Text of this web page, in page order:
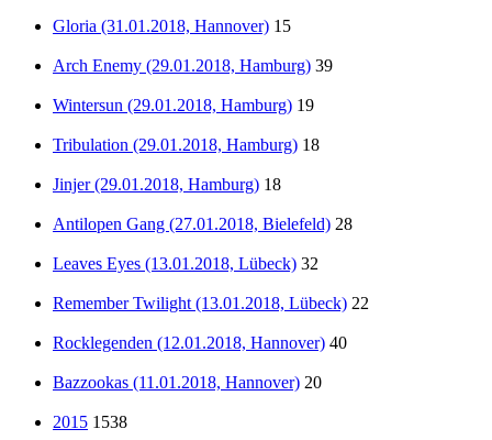
Gloria (31.01.2018, Hannover) 15
Arch Enemy (29.01.2018, Hamburg) 39
Wintersun (29.01.2018, Hamburg) 19
Tribulation (29.01.2018, Hamburg) 18
Jinjer (29.01.2018, Hamburg) 18
Antilopen Gang (27.01.2018, Bielefeld) 28
Leaves Eyes (13.01.2018, Lübeck) 32
Remember Twilight (13.01.2018, Lübeck) 22
Rocklegenden (12.01.2018, Hannover) 40
Bazzookas (11.01.2018, Hannover) 20
2015 1538